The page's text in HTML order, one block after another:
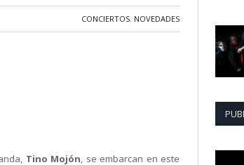
CONCIERTOS, NOVEDADES
Tino Mojón, se embarcan en este